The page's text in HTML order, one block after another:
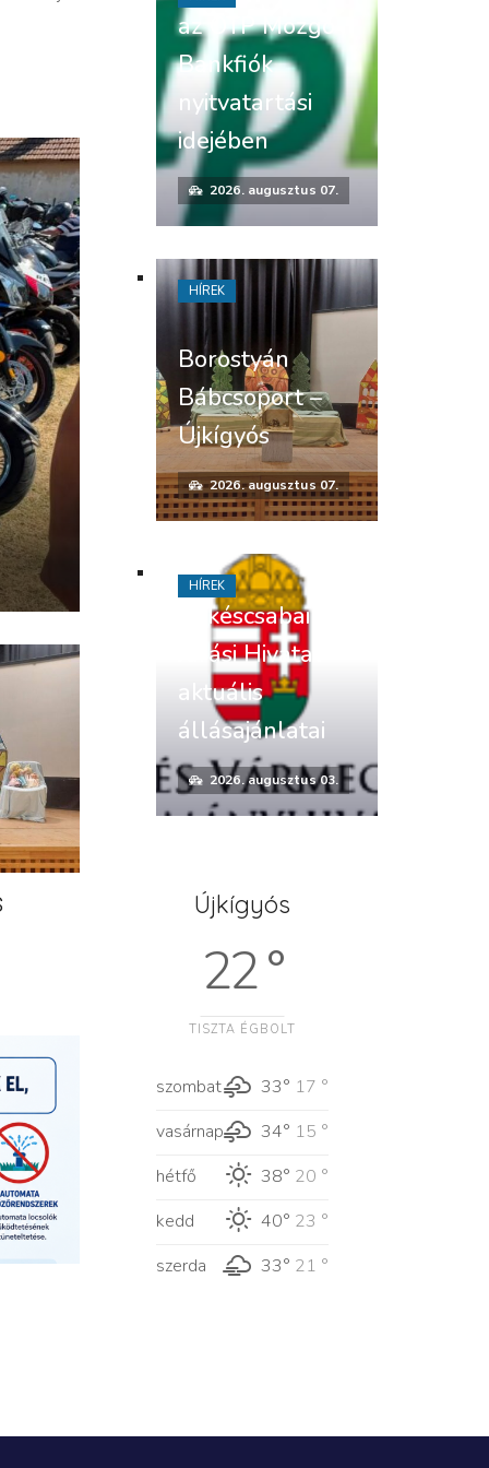
az OTP Mozgó
Bankfiók
nyitvatartási
idejében
2026. augusztus 07.
Borostyán
Bábcsoport –
Újkígyós
2026. augusztus 07.
HÍREK
Békéscsabai
Járási Hivatal
aktuális
állásajánlatai
2026. augusztus 03.
HÍREK
Újkígyós
22 °
TISZTA ÉGBOLT
szombat 33° 17 °
vasárnap
34° 15 °
hétfő
38° 20 °
kedd
40° 23 °
szerda
33° 21 °